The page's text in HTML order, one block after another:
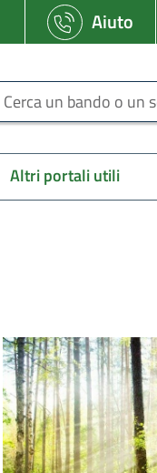
Aiuto
un bando o un servizio
Altri portali utili